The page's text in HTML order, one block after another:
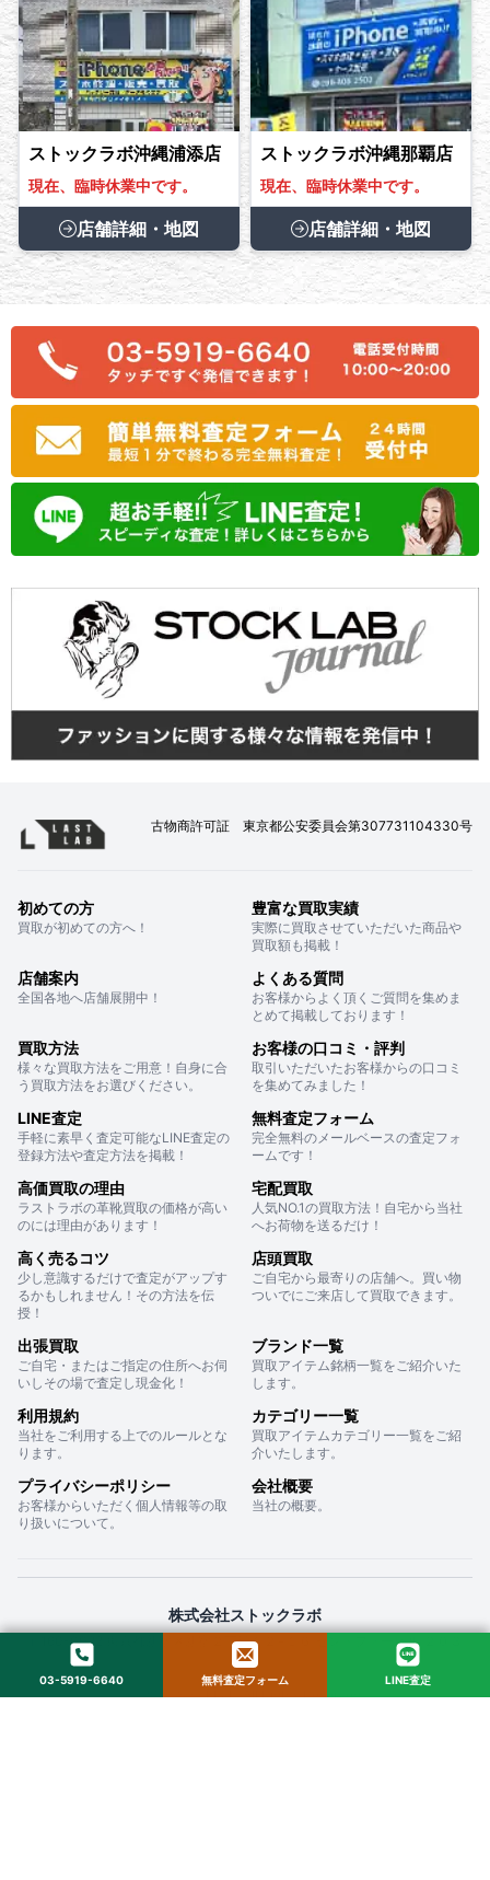
ストックラボ沖縄浦添店
現在、臨時休業中です。
店舗詳細・地図
ストックラボ沖縄那覇店
現在、臨時休業中です。
店舗詳細・地図
古物商許可証 東京都公安委員会第307731104330号
初めての方
買取が初めての方へ！
豊富な買取実績
実際に買取させていただいた商品や
買取額も掲載！
店舗案内
全国各地へ店舗展開中！
よくある質問
お客様からよく頂くご質問を集めま
とめて掲載しております！
買取方法
様々な買取方法をご用意！自身に合
う買取方法をお選びください。
お客様の口コミ・評判
取引いただいたお客様からの口コミ
を集めてみました！
LINE査定
手軽に素早く査定可能なLINE査定の
登録方法や査定方法を掲載！
無料査定フォーム
完全無料のメールベースの査定フォ
ームです！
高価買取の理由
ラストラボの革靴買取の価格が高い
のには理由があります！
宅配買取
人気NO.1の買取方法！自宅から当社
へお荷物を送るだけ！
高く売るコツ
少し意識するだけで査定がアップす
るかもしれません！その方法を伝
授！
店頭買取
ご自宅から最寄りの店舗へ。買い物
ついでにご来店して買取できます。
出張買取
ご自宅・またはご指定の住所へお伺
いしその場で査定し現金化！
ブランド一覧
買取アイテム銘柄一覧をご紹介いた
します。
利用規約
当社をご利用する上でのルールとな
ります。
カテゴリー一覧
買取アイテムカテゴリー一覧をご紹
介いたします。
プライバシーポリシー
お客様からいただく個人情報等の取
り扱いについて。
会社概要
当社の概要。
株式会社ストックラボ
〒160-0022 東京都新宿区新宿２丁目１２−１６ セントフォービル ２０３
© 2025 StockLab. All Rights Reserved.
03-5919-6640 無料査定フォーム LINE査定